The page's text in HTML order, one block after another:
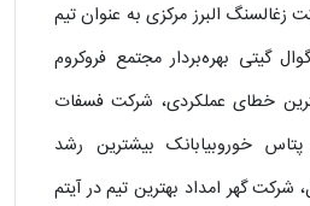
زغالسنگ البرز مرکزی به عنوان تیم
گیتی بهره‌بردار مجتمع فروکروم
خطای عملکردی، شرکت فسفات
پتاس خوروبیابانک بیشترین رشد
شرکت گهر امداد بهترین تیم در آیتم